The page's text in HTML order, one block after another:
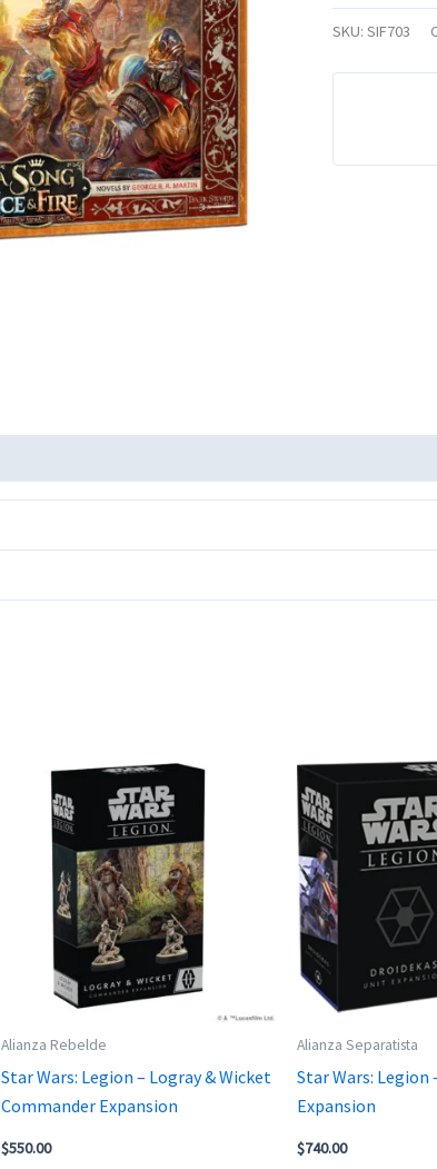
SKU: SIF703
Alianza Rebelde
Star Wars: Legion – Logray & Wicket
Commander Expansion
$550.00
Alianza Separatista
Star Wars: Legion
Expansion
$740.00